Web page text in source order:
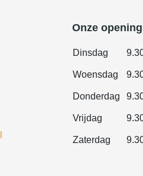
Onze
Dinsdag
Woensdag
Donderdag
Vrijdag
Zaterdag